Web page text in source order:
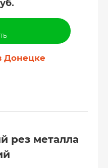
Донецке
рез металла